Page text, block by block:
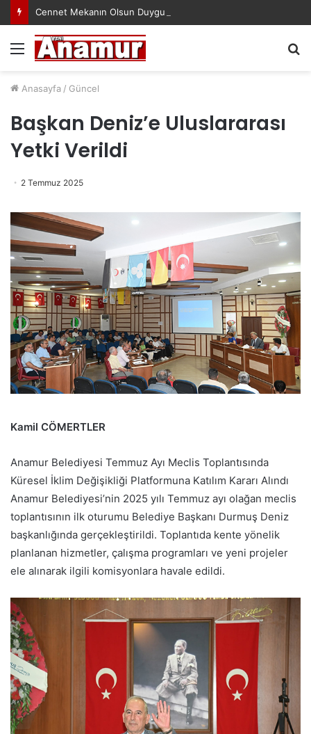
Cennet Mekanın Olsun Duygu Öksüz Canova
Menü
Anasayfa / Güncel
Başkan Deniz’e Uluslararası
Yetki Verildi
2 Temmuz 2025
Kamil CÖMERTLER
Anamur Belediyesi Temmuz Ayı Meclis Toplantısında
Küresel İklim Değişikliği Platformuna Katılım Kararı Alındı
Anamur Belediyesi’nin 2025 yılı Temmuz ayı olağan meclis
toplantısının ilk oturumu Belediye Başkanı Durmuş Deniz
başkanlığında gerçekleştirildi. Toplantıda kente yönelik
planlanan hizmetler, çalışma programları ve yeni projeler
ele alınarak ilgili komisyonlara havale edildi.